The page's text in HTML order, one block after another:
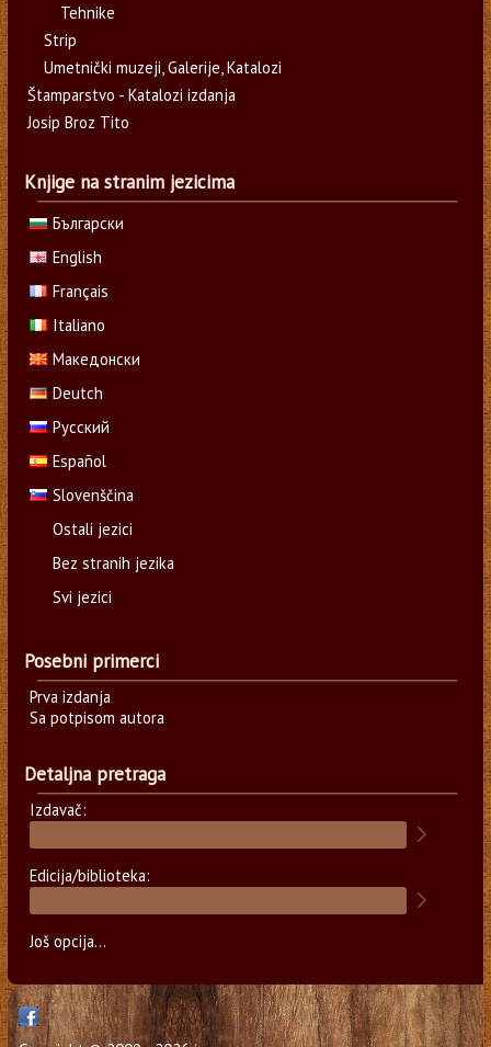
Tehnike
Strip
Umetnički muzeji, Galerije, Katalozi
Štamparstvo - Katalozi izdanja
Josip Broz Tito
Knjige na stranim jezicima
Български
English
Français
Italiano
Македонски
Deutch
Русский
Español
Slovenščina
Ostali jezici
Bez stranih jezika
Svi jezici
Posebni primerci
Prva izdanja
Sa potpisom autora
Detaljna pretraga
Izdavač:
Edicija/biblioteka:
Još opcija...